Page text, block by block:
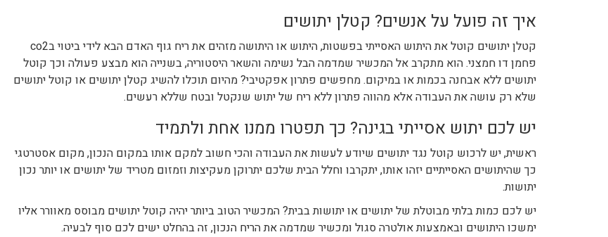
איך זה פועל על אנשים? קטלן יתושים
קטלן יתושים קוטל את היתוש האסייתי בפשטות, היתוש או היתושה מזהים את ריח גוף האדם הבא לידי ביטוי בco2
פחמן דו חמצני. הוא מתקרב אל המכשיר שמדמה הבל נשימה והשאר היסטוריה, בשנייה הוא מבצע פעולה וכך קוטל
יתושים ללא אבחנה בכמות או במיקום. מחפשים פתרון אפקטיבי? מהיום תוכלו להשיג קטלן יתושים או קוטל יתושים
שלא רק עושה את העבודה אלא מהווה פתרון ללא ריח של יתוש שנקטל ובטח שללא רעשים.
יש לכם יתוש אסייתי בגינה? כך תפטרו ממנו אחת ולתמיד
ראשית, יש לרכוש קוטל נגד יתושים שיודע לעשות את העבודה והכי חשוב למקם אותו במקום הנכון, מקום אסטרטגי
כך שהיתושים האסייתיים יזהו אותו, יתקרבו וחלל הבית שלכם יתרוקן מעקיצות וזמזום מטריד של יתושים או יותר נכון
יתושות.
יש לכם כמות בלתי מבוטלת של יתושים או יתושות בבית? המכשיר הטוב ביותר יהיה קוטל יתושים מבוסס מאוורר אליו
ימשכו היתושים ובאמצעות אולטרה סגול ומכשיר שמדמה את הריח הנכון, זה בהחלט ישים לכם סוף לבעיה.